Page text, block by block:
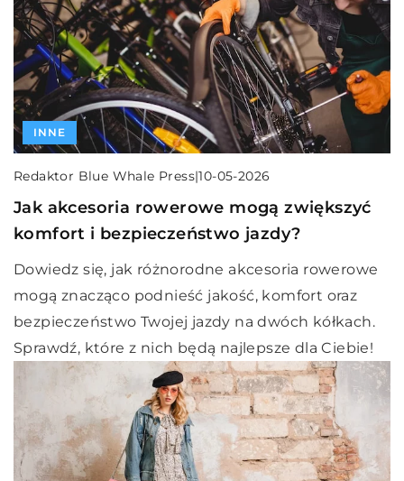
INNE
Redaktor Blue Whale Press|10-05-2026
Jak akcesoria rowerowe mogą zwiększyć
komfort i bezpieczeństwo jazdy?
Dowiedz się, jak różnorodne akcesoria rowerowe
mogą znacząco podnieść jakość, komfort oraz
bezpieczeństwo Twojej jazdy na dwóch kółkach.
Sprawdź, które z nich będą najlepsze dla Ciebie!